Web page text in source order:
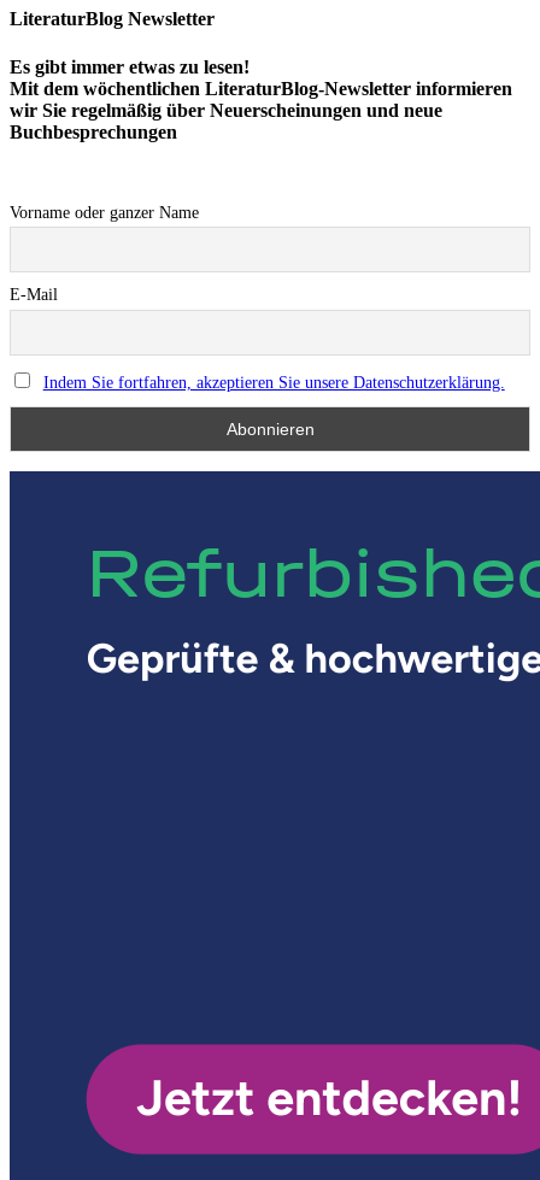
LiteraturBlog Newsletter
Es gibt immer etwas zu lesen!
Mit dem wöchentlichen LiteraturBlog-Newsletter informieren
wir Sie regelmäßig über Neuerscheinungen und neue
Buchbesprechungen
Vorname oder ganzer Name
E-Mail
Indem Sie fortfahren, akzeptieren Sie unsere Datenschutzerklärung.